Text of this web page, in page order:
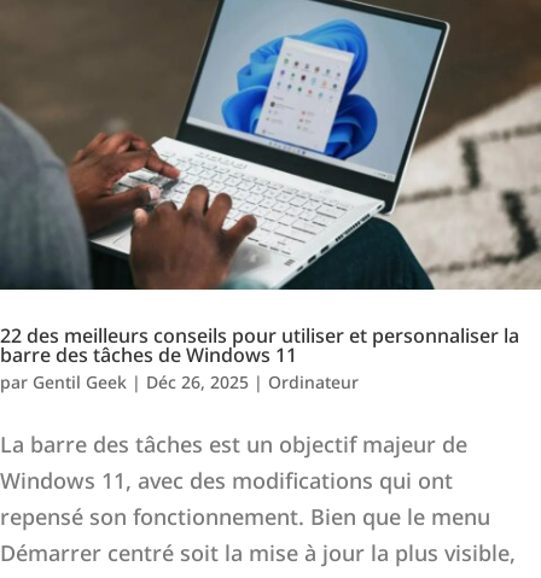
22 des meilleurs conseils pour utiliser et personnaliser la
barre des tâches de Windows 11
par Gentil Geek | Déc 26, 2025 | Ordinateur
La barre des tâches est un objectif majeur de
Windows 11, avec des modifications qui ont
repensé son fonctionnement. Bien que le menu
Démarrer centré soit la mise à jour la plus visible,